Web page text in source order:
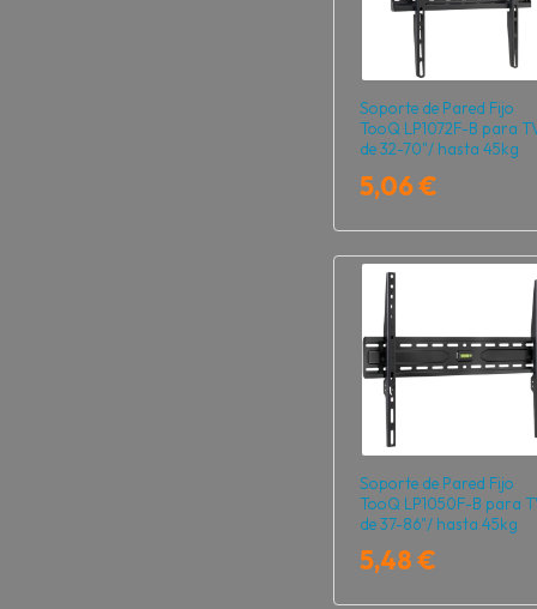
Soporte de Pared Fijo
TooQ LP1072F-B para
de 32-70"/ hasta 45kg
5,06 €
Soporte de Pared Fijo
TooQ LP1050F-B para
de 37-86"/ hasta 45kg
5,48 €